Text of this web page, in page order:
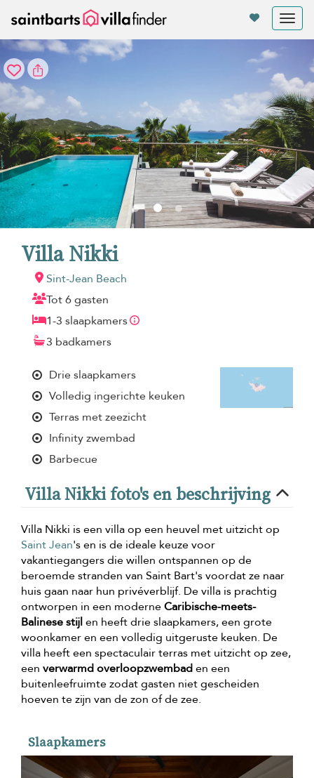
Villa Nikki
Sint-Jean Beach
Tot 6 gasten
1-3 slaapkamers
3 badkamers
Drie slaapkamers
Volledig ingerichte keuken
Terras met zeezicht
Infinity zwembad
Barbecue
Villa Nikki foto's en beschrijving
Villa Nikki is een villa op een heuvel met uitzicht op
Saint Jean's en is de ideale keuze voor
vakantiegangers die willen ontspannen op de
beroemde stranden van Saint Bart's voordat ze naar
huis gaan naar hun privéverblijf. De villa is prachtig
ontworpen in een moderneCaribische-meets-
Balinese stijlen heeft drie slaapkamers, een grote
woonkamer en een volledig uitgeruste keuken. De
villa heeft een spectaculair terras met uitzicht op zee,
een verwarmd overloopzwembaden een
buitenleefruimte zodat gasten niet gescheiden
hoeven te zijn van de zon of de zee.
Slaapkamers
Cookies beheer paneel